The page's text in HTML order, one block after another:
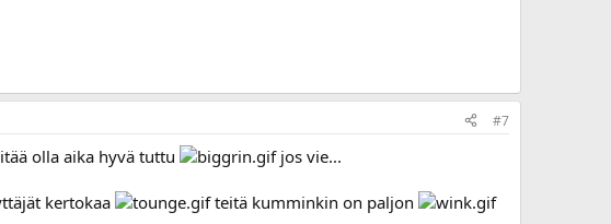
#7
olla aika hyvä tuttu jos vie...
kertokaa teitä kumminkin on paljon